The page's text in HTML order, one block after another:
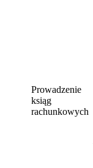
Prowadzenie
ksiąg
rachunkowych